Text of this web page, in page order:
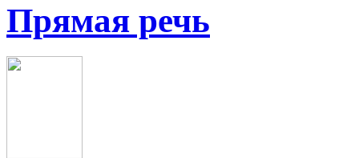
Прямая речь